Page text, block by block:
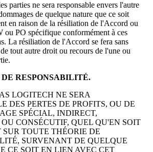
parties ne sera responsable envers l'autre
de quelque nature que ce soit
en raison de la résiliation de l'Accord ou
ou PO spécifique conformément à ces
La résiliation de l'Accord se fera sans
tout autre droit ou recours de l'une ou
RESPONSABILITÉ.
LOGITECH NE SERA
DES PERTES DE PROFITS, OU DE
SPÉCIAL, INDIRECT,
OU CONSÉCUTIF, QUEL QU'EN SOIT
TOUTE THÉORIE DE
SURVENANT DE QUELQUE
CE SOIT EN LIEN AVEC CET